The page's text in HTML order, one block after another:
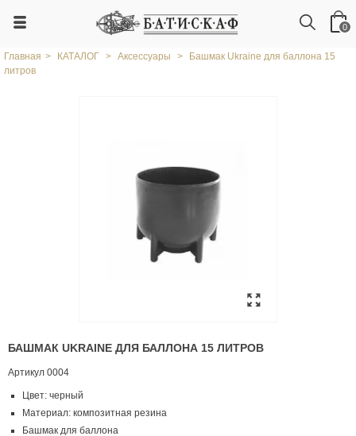
0
Главная > КАТАЛОГ > Аксессуары >
Башмак Ukraine для баллона 15
литров
БАШМАК UKRAINE ДЛЯ БАЛЛОНА 15 ЛИТРОВ
Артикул 0004
Цвет: черный
Материал: композитная резина
Башмак для баллона